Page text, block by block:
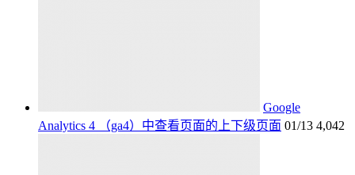
Google
Analytics 4 （ga4）中查看页面的上下级页面 01/13 4,042